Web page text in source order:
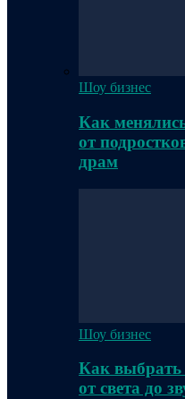
Шоу бизнес
Как
от
драм
Шоу бизнес
Как выбрать
от света до